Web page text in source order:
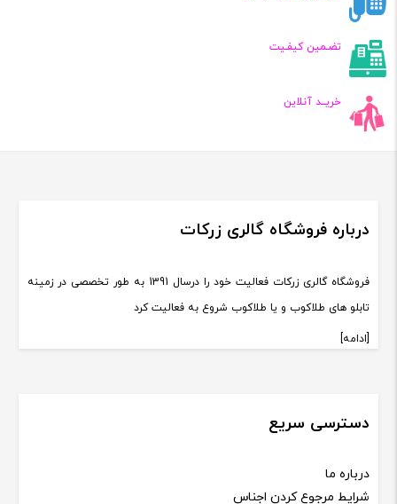
تضـمین کیفـیت
خریــد آنلاین
درباره فروشگاه گالری زرکات
فروشگاه گالری زرکات فعالیت خود را درسال 1391 به طور تخصصی در زمینه
تابلو های طلاکوب و یا طلاکوب شروع به فعالیت کرد
[ادامه]
دسترسی سریع
درباره ما
شرایط مرجوع کردن اجناس